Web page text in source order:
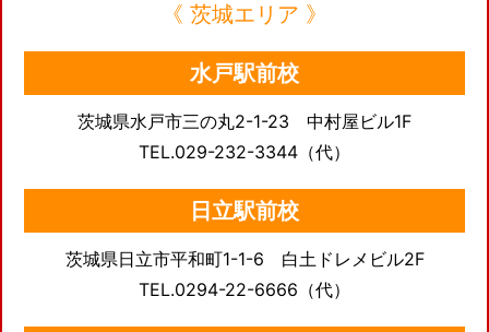
《 茨城エリア 》
水戸駅前校
茨城県水戸市三の丸2-1-23 中村屋ビル1F
TEL.029-232-3344（代）
日立駅前校
茨城県日立市平和町1-1-6 白土ドレメビル2F
TEL.0294-22-6666（代）